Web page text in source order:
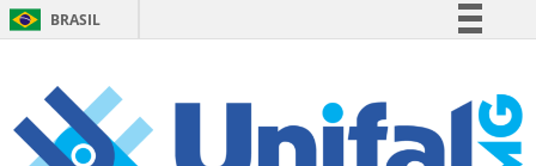
BRASIL
Participe